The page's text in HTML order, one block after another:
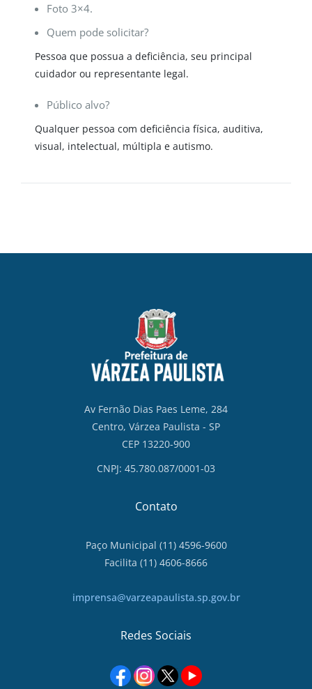
Foto 3×4.
Quem pode solicitar?
Pessoa que possua a deficiência, seu principal
cuidador ou representante legal.
Público alvo?
Qualquer pessoa com deficiência física, auditiva,
visual, intelectual, múltipla e autismo.
Av Fernão Dias Paes Leme, 284
Centro, Várzea Paulista - SP
CEP 13220-900
CNPJ: 45.780.087/0001-03
Contato
Paço Municipal (11) 4596-9600
Facilita (11) 4606-8666
imprensa@varzeapaulista.sp.gov.br
Redes Sociais